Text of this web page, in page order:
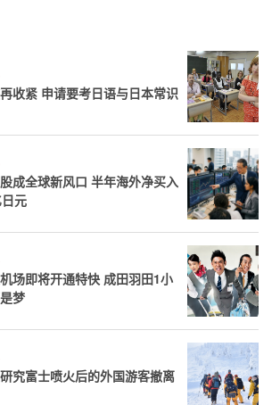
收紧 申请要考日语与日本常识
成全球新风口 半年海外净买入
元
场即将开通特快 成田羽田1小
梦
究富士喷火后的外国游客撤离